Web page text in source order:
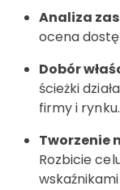
Analiza
ocena
Dobór
ścieżki
firmy i rynku.
Tworzenie
Rozbicie